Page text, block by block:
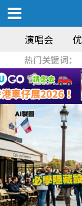
演唱会
热门关键词：